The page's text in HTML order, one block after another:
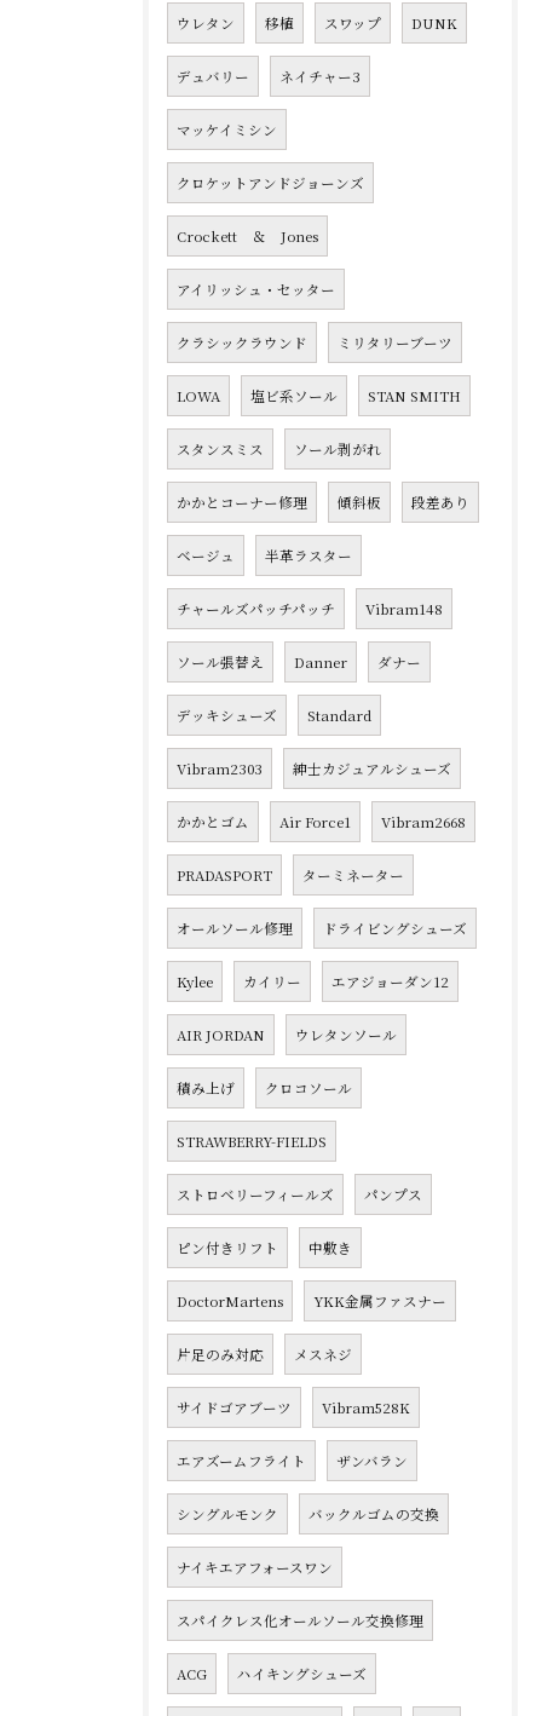
ウレタン 移植 スワップ DUNK
デュバリー ネイチャー3
マッケイミシン
クロケットアンドジョーンズ
Crockett ＆ Jones
アイリッシュ・セッター
クラシックラウンド ミリタリーブーツ
LOWA 塩ビ系ソール STAN SMITH
スタンスミス ソール剥がれ
かかとコーナー修理 傾斜板 段差あり
ベージュ 半革ラスター
チャールズパッチパッチ Vibram148
ソール張替え Danner ダナー
デッキシューズ Standard
Vibram2303 紳士カジュアルシューズ
かかとゴム Air Force1 Vibram2668
PRADASPORT ターミネーター
オールソール修理 ドライビングシューズ
Kylee カイリー エアジョーダン12
AIR JORDAN ウレタンソール
積み上げ クロコソール
STRAWBERRY-FIELDS
ストロベリーフィールズ パンプス
ピン付きリフト 中敷き
DoctorMartens YKK金属ファスナー
片足のみ対応 メスネジ
サイドゴアブーツ Vibram528K
エアズームフライト ザンバラン
シングルモンク バックルゴムの交換
ナイキエアフォースワン
スパイクレス化オールソール交換修理
ACG ハイキングシューズ